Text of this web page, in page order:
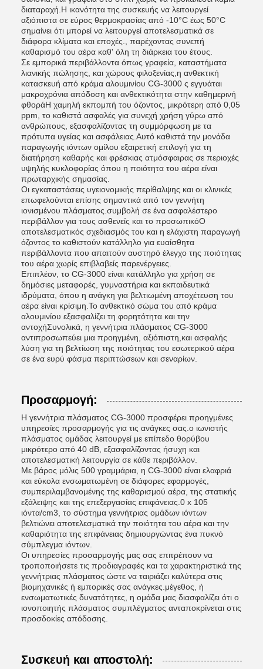
διαταραχή.Η ικανότητα της συσκευής να λειτουργεί
αξιόπιστα σε εύρος θερμοκρασίας από -10°C έως 50°C
σημαίνει ότι μπορεί να λειτουργεί αποτελεσματικά σε
διάφορα κλίματα και εποχές., παρέχοντας συνεπή
καθαρισμό του αέρα καθ' όλη τη διάρκεια του έτους.
Σε εμπορικά περιβάλλοντα όπως γραφεία, καταστήματα
λιανικής πώλησης, και χώρους φιλοξενίας,η ανθεκτική
κατασκευή από κράμα αλουμινίου CG-3000 ς εγγυάται
μακροχρόνια απόδοση και ανθεκτικότητα στην καθημερινή
φθοράΗ χαμηλή εκπομπή του όζοντος, μικρότερη από 0,05
ppm, το καθιστά ασφαλές για συνεχή χρήση γύρω από
ανθρώπους, εξασφαλίζοντας τη συμμόρφωση με τα
πρότυπα υγείας και ασφάλειας.Αυτό καθιστά την μονάδα
παραγωγής ιόντων ομίλου εξαιρετική επιλογή για τη
διατήρηση καθαρής και φρέσκιας ατμόσφαιρας σε περιοχές
υψηλής κυκλοφορίας όπου η ποιότητα του αέρα είναι
πρωταρχικής σημασίας.
Οι εγκαταστάσεις υγειονομικής περίθαλψης και οι κλινικές
επωφελούνται επίσης σημαντικά από τον γεννήτη
ιονισμένου πλάσματος.συμβολή σε ένα ασφαλέστερο
περιβάλλον για τους ασθενείς και το προσωπικόΟ
αποτελεσματικός σχεδιασμός του και η ελάχιστη παραγωγή
όζοντος το καθιστούν κατάλληλο για ευαίσθητα
περιβάλλοντα που απαιτούν αυστηρό έλεγχο της ποιότητας
του αέρα χωρίς επιβλαβείς παρενέργειες.
Επιπλέον, το CG-3000 είναι κατάλληλο για χρήση σε
δημόσιες μεταφορές, γυμναστήρια και εκπαιδευτικά
ιδρύματα, όπου η ανάγκη για βελτιωμένη αποχέτευση του
αέρα είναι κρίσιμη.Το ανθεκτικό σώμα του από κράμα
αλουμινίου εξασφαλίζει τη φορητότητα και την
αντοχήΣυνολικά, η γεννήτρια πλάσματος CG-3000
αντιπροσωπεύει μια προηγμένη, αξιόπιστη,και ασφαλής
λύση για τη βελτίωση της ποιότητας του εσωτερικού αέρα
σε ένα ευρύ φάσμα περιπτώσεων και σεναρίων.
Προσαρμογή:
Η γεννήτρια πλάσματος CG-3000 προσφέρει προηγμένες
υπηρεσίες προσαρμογής για τις ανάγκες σας.ο ιωνιστής
πλάσματος ομάδας λειτουργεί με επίπεδο θορύβου
μικρότερο από 40 dB, εξασφαλίζοντας ήσυχη και
αποτελεσματική λειτουργία σε κάθε περιβάλλον.
Με βάρος μόλις 500 γραμμάρια, η CG-3000 είναι ελαφριά
και εύκολα ενσωματωμένη σε διάφορες εφαρμογές,
συμπεριλαμβανομένης της καθαρισμού αέρα, της στατικής
εξάλειψης και της επεξεργασίας επιφάνειας.0 x 105
ιόντα/cm3, το σύστημα γεννήτριας ομάδων ιόντων
βελτιώνει αποτελεσματικά την ποιότητα του αέρα και την
καθαριότητα της επιφάνειας δημιουργώντας ένα πυκνό
σύμπλεγμα ιόντων.
Οι υπηρεσίες προσαρμογής μας σας επιτρέπουν να
τροποποιήσετε τις προδιαγραφές και τα χαρακτηριστικά της
γεννήτριας πλάσματος ώστε να ταιριάζει καλύτερα στις
βιομηχανικές ή εμπορικές σας ανάγκες.μέγεθος, ή
ενσωματωτικές δυνατότητες, η ομάδα μας διασφαλίζει ότι ο
ιονοποιητής πλάσματος συμπλέγματος ανταποκρίνεται στις
προσδοκίες απόδοσης.
Συσκευή και αποστολή: